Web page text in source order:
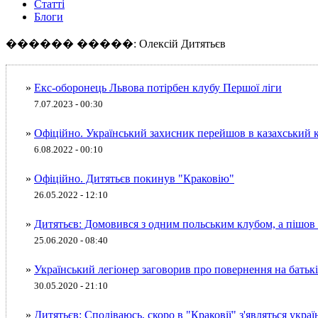
Статті
Блоги
������ �����: Олексій Дитятьєв
» Екс-оборонець Львова потірбен клубу Першої ліги
7.07.2023 - 00:30
» Офіційно. Український захисник перейшов в казахський
6.08.2022 - 00:10
» Офіційно. Дитятьєв покинув "Краковію"
26.05.2022 - 12:10
» Дитятьєв: Домовився з одним польським клубом, а
25.06.2020 - 08:40
» Український легіонер заговорив про повернення на
30.05.2020 - 21:10
» Дитятьєв: Сподіваюсь, скоро в "Краковії" з'являться